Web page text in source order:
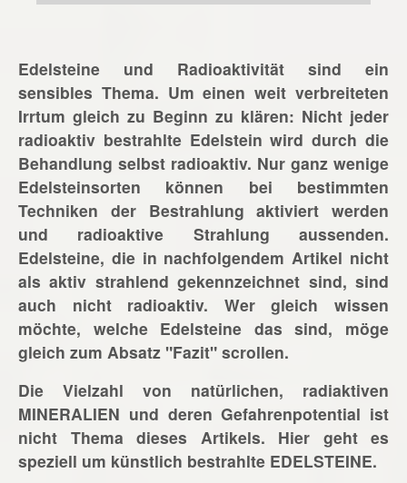
Edelsteine und Radioaktivität sind ein
sensibles Thema. Um einen weit verbreiteten
Irrtum gleich zu Beginn zu klären: Nicht jeder
radioaktiv bestrahlte Edelstein wird durch die
Behandlung selbst radioaktiv. Nur ganz wenige
Edelsteinsorten können bei bestimmten
Techniken der Bestrahlung aktiviert werden
und radioaktive Strahlung aussenden.
Edelsteine, die in nachfolgendem Artikel nicht
als aktiv strahlend gekennzeichnet sind, sind
auch nicht radioaktiv. Wer gleich wissen
möchte, welche Edelsteine das sind, möge
gleich zum Absatz "Fazit" scrollen.
Die Vielzahl von natürlichen, radiaktiven
MINERALIEN und deren Gefahrenpotential ist
nicht Thema dieses Artikels. Hier geht es
speziell um künstlich bestrahlte EDELSTEINE.